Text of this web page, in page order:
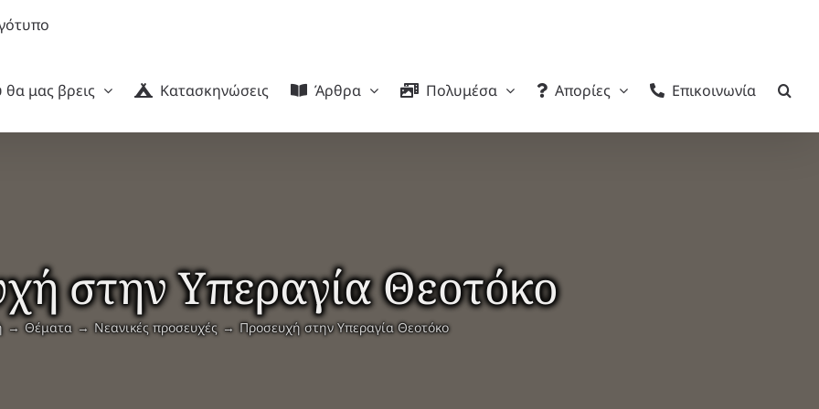
μας βρεις
Κατασκηνώσεις Άρθρα Πολυμέσα Απορίες Επικοινωνία
στην Υπεραγία Θεοτόκο
Θέματα Νεανικές προσευχές Προσευχή στην Υπεραγία Θεοτόκο